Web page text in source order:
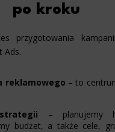
po kroku
przygotowania
Ads.
reklamowego – to
– planujemy
budżet, a także cele,